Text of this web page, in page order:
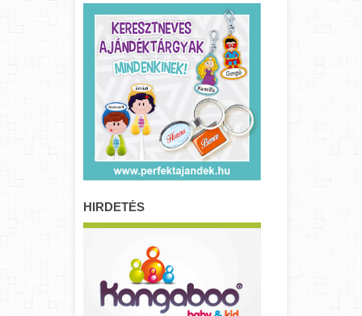
HIRDETÉS